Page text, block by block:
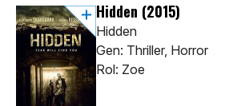
Hidden (2015)
Hidden
Gen: Thriller, Horror
Rol: Zoe